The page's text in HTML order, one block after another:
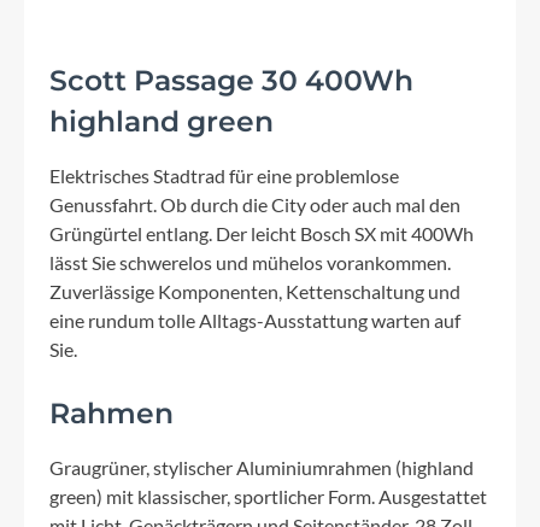
Scott Passage 30 400Wh
highland green
Elektrisches Stadtrad für eine problemlose
Genussfahrt. Ob durch die City oder auch mal den
Grüngürtel entlang. Der leicht Bosch SX mit 400Wh
lässt Sie schwerelos und mühelos vorankommen.
Zuverlässige Komponenten, Kettenschaltung und
eine rundum tolle Alltags-Ausstattung warten auf
Sie.
Rahmen
Graugrüner, stylischer Aluminiumrahmen (highland
green) mit klassischer, sportlicher Form. Ausgestattet